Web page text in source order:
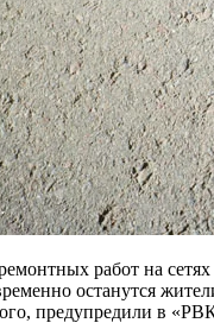
работ на
останутся
предупредили в